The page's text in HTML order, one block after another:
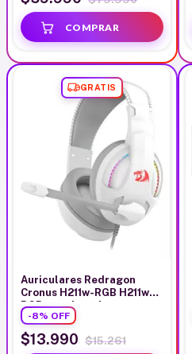
GRATIS
Auriculares Redragon
Cronus H211w-RGB H211w-
RGB para jugadores
blancos con luz LED RGB
-8% OFF
$13.990 $15.261